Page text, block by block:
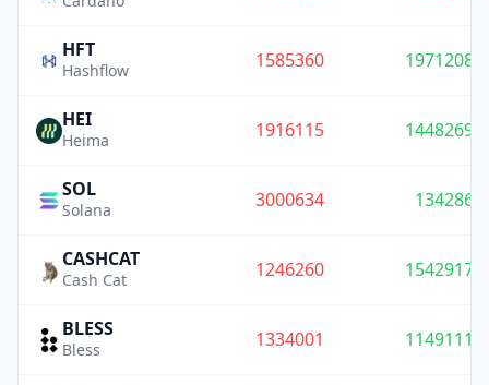
HFT
Hashflow 1585360 1971208
HEI
Heima 1916115 1448269
SOL
Solana 3000634 134286
CASHCAT
Cash Cat 1246260 1542917
BLESS
Bless 1334001 1149111